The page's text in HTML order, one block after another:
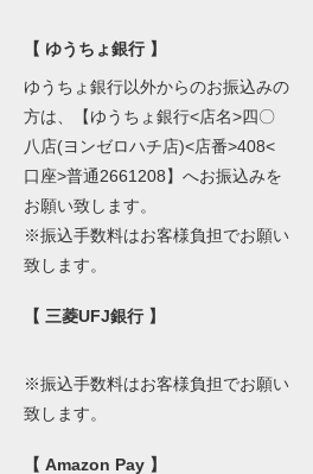
【 ゆうちょ銀行 】
ゆうちょ銀行以外からのお振込みの
方は、【ゆうちょ銀行<店名>四〇
八店(ヨンゼロハチ店)<店番>408<
口座>普通2661208】へお振込みを
お願い致します。
※振込手数料はお客様負担でお願い
致します。
【 三菱UFJ銀行 】
※振込手数料はお客様負担でお願い
致します。
【 Amazon Pay 】